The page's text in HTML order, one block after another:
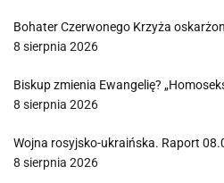
Bohater Czerwonego Krzyża
8 sierpnia 2026
Biskup zmienia Ewangelię?
8 sierpnia 2026
Wojna rosyjsko-ukraińska. Raport
8 sierpnia 2026